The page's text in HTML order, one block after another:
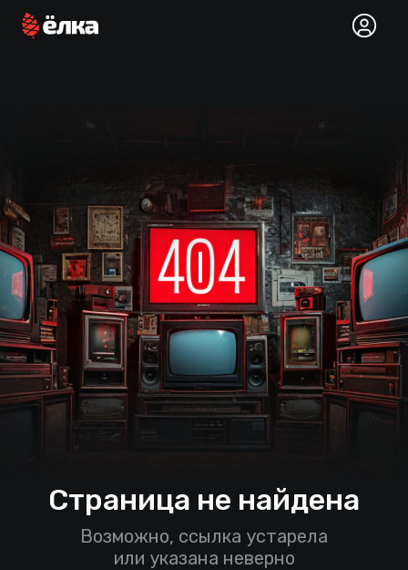
Страница не найдена
Возможно, ссылка устарела
или указана неверно